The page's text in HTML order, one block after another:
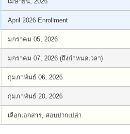
April 2026 Enrollment
มกราคม 05, 2026
มกราคม 07, 2026 (ถึงกำหนดเวลา)
กุมภาพันธ์ 06, 2026
กุมภาพันธ์ 20, 2026
เลือกเอกสาร, สอบปากเปล่า